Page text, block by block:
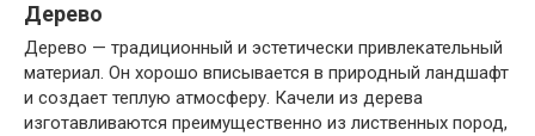
Дерево
Дерево — традиционный и эстетически привлекательный
материал. Он хорошо вписывается в природный ландшафт
и создает теплую атмосферу. Качели из дерева
изготавливаются преимущественно из лиственных пород,